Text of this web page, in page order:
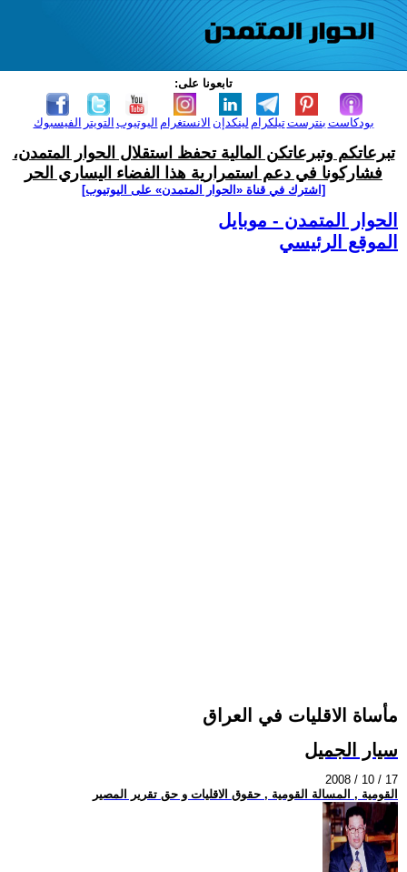
تابعونا على:
الفيسبوك التويتر اليوتيوب الانستغرام لينكدإن تيلكرامبنترست بودكاست
تبرعاتكم وتبرعاتكن المالية تحفظ استقلال الحوار المتمدن،
فشاركونا في دعم استمرارية هذا الفضاء اليساري الحر
[اشترك في قناة ‫«الحوار المتمدن» على اليوتيوب]
الحوار المتمدن - موبايل
الموقع الرئيسي
مأساة الاقليات في العراق
سيار الجميل
2008 / 10 / 17
القومية , المسالة القومية , حقوق الاقليات و حق تقرير المصير